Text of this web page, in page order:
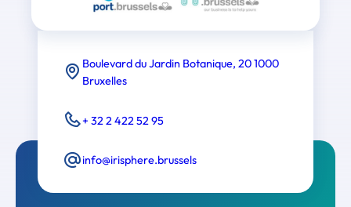
Boulevard du Jardin Botanique, 20 1000
Bruxelles
+ 32 2 422 52 95
info@irisphere.brussels